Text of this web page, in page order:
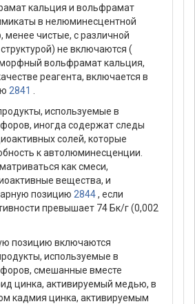
кальция и вольфрамат
в нелюминесцентной
чистые, с различной
не включаются (
вольфрамат кальция,
реагента, включается в
2841
используемые в
иногда содержат следы
солей, которые
к автолюминесценции.
как смеси,
вещества, и
позицию 2844, если
превышает 74 Бк/г (0,002
позицию включаются
используемые в
смешанные вместе
цинка, активируемый медью, в
кадмия цинка, активируемым